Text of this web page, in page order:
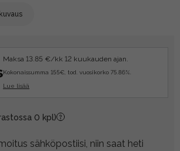
Maksa 13.85 €/kk 12 kuukauden ajan.
Kokonaissumma 155€, tod. vuosikorko 75.86%.
Lue lisää
0 kpl)
sähköpostiisi, niin saat heti